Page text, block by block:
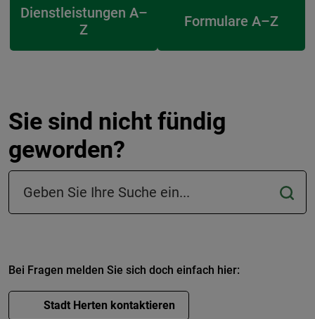
Dienstleistungen A–
Z
Formulare A–Z
Sie sind nicht fündig
geworden?
Suchfeld in der Fußzeile
Bei Fragen melden Sie sich doch einfach hier:
Stadt Herten kontaktieren